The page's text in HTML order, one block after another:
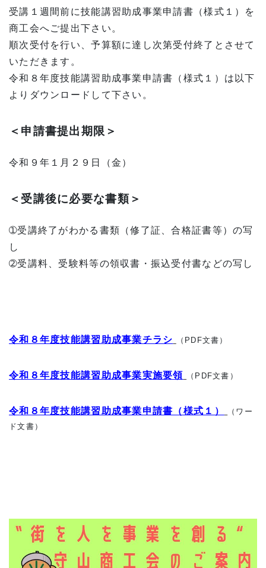
受講１週間前に技能講習助成事業申請書（様式１）を
商工会へご提出下さい。
順次受付を行い、予算額に達し次第受付終了とさせて
いただきます。
令和８年度技能講習助成事業申請書（様式１）は以下
よりダウンロードして下さい。
＜申請書提出期限＞
令和９年１月２９日（金）
＜受講後に必要な書類＞
➀受講終了がわかる書類（修了証、合格証書等）の写
し
➁受講料、受験料等の領収書・振込受付書などの写し
令和８年度技能講習助成事業チラシ （PDF文書）
令和８年度技能講習助成事業実施要領 （PDF文書）
令和８年度技能講習助成事業申請書（様式１）
（ワー
ド文書）